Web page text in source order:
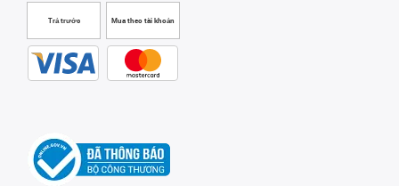
Trả trước Mua theo tài khoản